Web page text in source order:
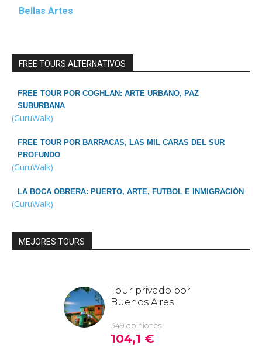
Bellas Artes
FREE TOURS ALTERNATIVOS
FREE TOUR POR COGHLAN: ARTE URBANO, PAZ
SUBURBANA
(GuruWalk)
FREE TOUR POR BARRACAS, LAS MIL CARAS DEL SUR
PROFUNDO
(GuruWalk)
LA BOCA OBRERA: PUERTO, ARTE, FUTBOL E INMIGRACIÓN
(GuruWalk)
MEJORES TOURS